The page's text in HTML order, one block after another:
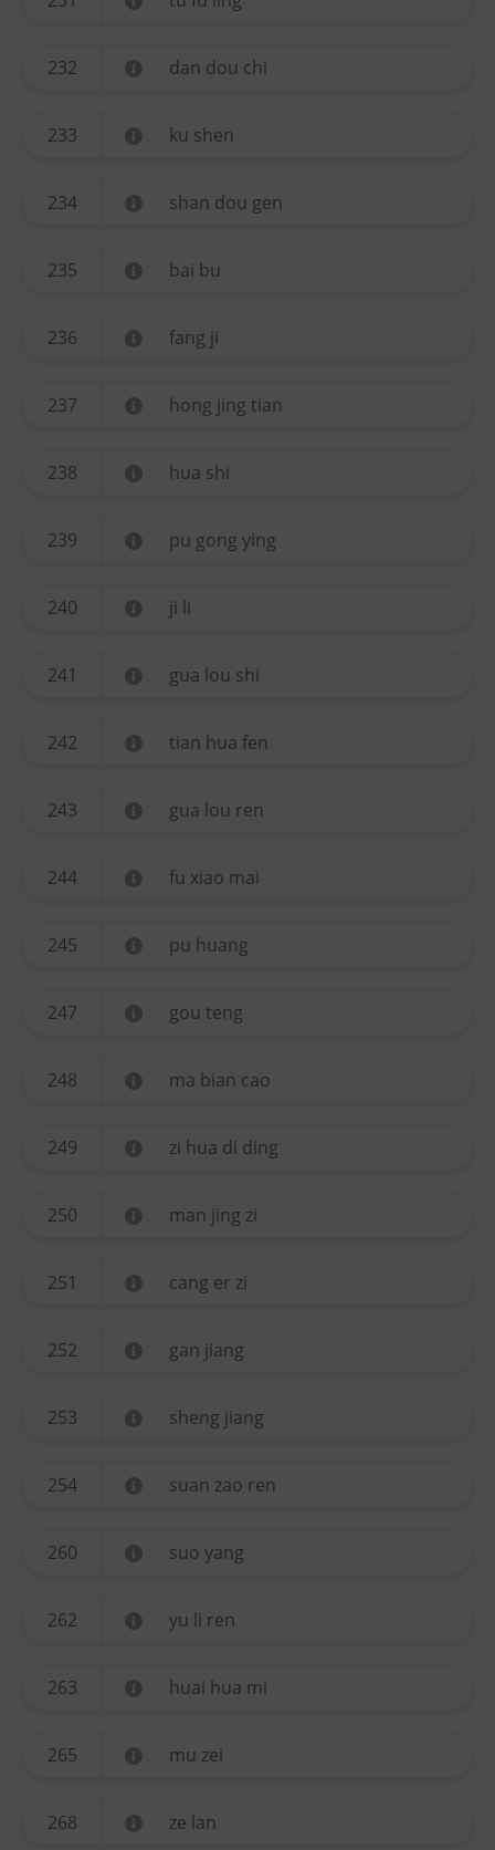
232 dan dou chi
233 ku shen
234 shan dou gen
235 bai bu
236 fang ji
237 hong jing tian
238 hua shi
239 pu gong ying
240 ji li
241 gua lou shi
242 tian hua fen
243 gua lou ren
244 fu xiao mai
245 pu huang
247 gou teng
248 ma bian cao
249 zi hua di ding
250 man jing zi
251 cang er zi
252 gan jiang
253 sheng jiang
254 suan zao ren
260 suo yang
262 yu li ren
263 huai hua mi
265 mu zei
268 ze lan